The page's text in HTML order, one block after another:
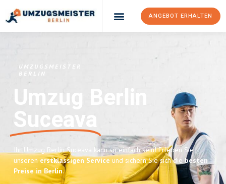
ANGEBOT ERHALTEN
UMZUGSMEISTER
BERLIN
Umzug Berlin
Suceava
Ihr Umzug Berlin Suceava kann so einfach sein! Erleben Sie
unserenerstklassigen Serviceund sichern Sie sich diebesten
Preise in Berlin.